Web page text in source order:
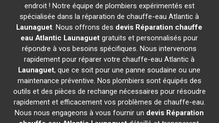
endroit ! Notre équipe de plombiers expérimentés est
spécialisée dans la réparation de chauffe-eau Atlantic à
Launaguet. Nous offrons des devis Réparation chauffe
eau Atlantic Launaguet gratuits et personnalisés pour
répondre à vos besoins spécifiques. Nous intervenons
rapidement pour réparer votre chauffe-eau Atlantic à
Launaguet, que ce soit pour une panne soudaine ou une
maintenance préventive. Nos plombiers sont équipés des
outils et des pièces de rechange nécessaires pour résoudre
rapidement et efficacement vos problèmes de chauffe-eau.
Nous nous engageons à vous fournir un devis Réparation